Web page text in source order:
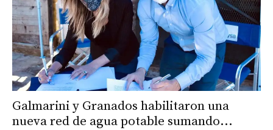
Galmarini y Granados habilitaron una
nueva red de agua potable sumando...